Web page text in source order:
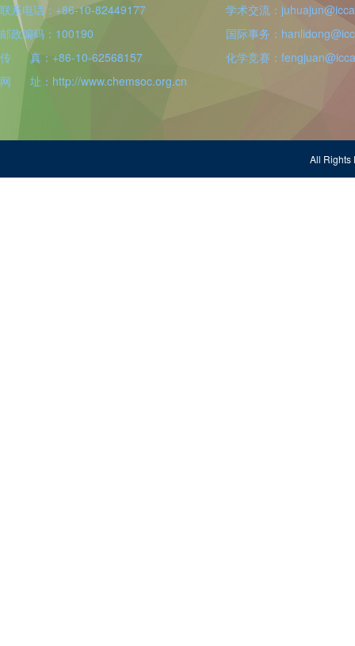
联系电话：+86-10-82449177
邮政编码：100190
传 真：+86-10-62568157
网 址：http://www.chemsoc.org.cn
学术交流：
国际事务：
化学竞赛：
All Rights